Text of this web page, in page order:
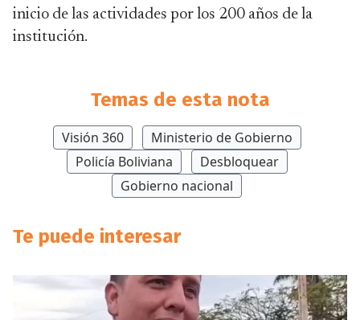
inicio de las actividades por los 200 años de la
institución.
Temas de esta nota
Visión 360
Ministerio de Gobierno
Policía Boliviana
Desbloquear
Gobierno nacional
Te puede interesar